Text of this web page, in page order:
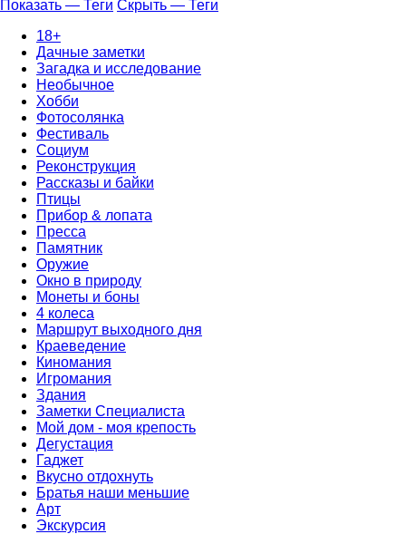
Показать — Теги Скрыть — Теги
18+
Дачные заметки
Загадка и исследование
Необычное
Хобби
Фотосолянка
Фестиваль
Социум
Реконструкция
Рассказы и байки
Птицы
Прибор & лопата
Пресса
Памятник
Оружие
Окно в природу
Монеты и боны
4 колеса
Маршрут выходного дня
Краеведение
Киномания
Игромания
Здания
Заметки Специалиста
Мой дом - моя крепость
Дегустация
Гаджет
Вкусно отдохнуть
Братья наши меньшие
Арт
Экскурсия